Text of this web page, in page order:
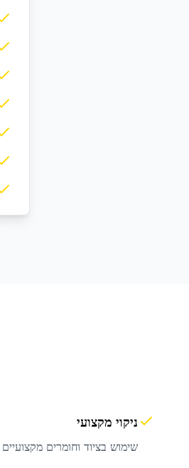
ניקוי מקצועי
שימוש בציוד וחומרים מקצועיים